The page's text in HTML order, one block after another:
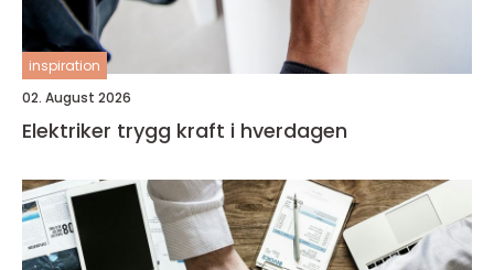
inspiration
02. August 2026
Elektriker trygg kraft i hverdagen